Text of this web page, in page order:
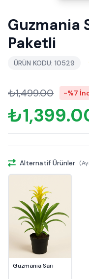
Guzmania
Paketli
ÜRÜN KODU: 10529
₺1,499.00 -%7
Alternatif Ürünler
Guzmania Sarı